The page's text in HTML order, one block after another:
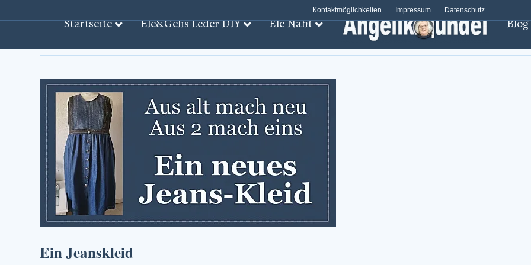
Kontaktmöglichkeiten Impressum Datenschutz
Startseite Ele&Gelis Leder DIY Ele Näht Blog
Ein Jeanskleid